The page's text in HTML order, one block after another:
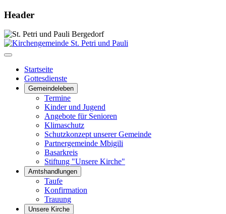
Header
Startseite
Gottesdienste
Gemeindeleben
Termine
Kinder und Jugend
Angebote für Senioren
Klimaschutz
Schutzkonzept unserer Gemeinde
Partnergemeinde Mbigili
Basarkreis
Stiftung "Unsere Kirche"
Amtshandlungen
Taufe
Konfirmation
Trauung
Unsere Kirche